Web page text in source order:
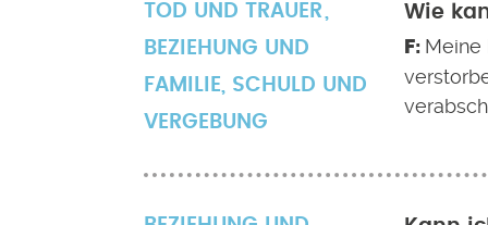
TOD UND TRAUER
BEZIEHUNG UND
FAMILIE, SCHULD UND
VERGEBUNG
Wie
Meine